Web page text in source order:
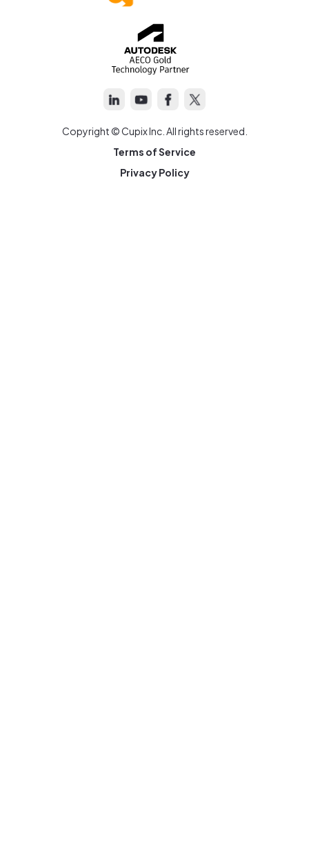
Copyright © Cupix Inc. All rights reserved.
Terms of Service
Privacy Policy